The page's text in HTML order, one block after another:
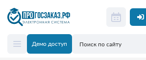
Демо доступ